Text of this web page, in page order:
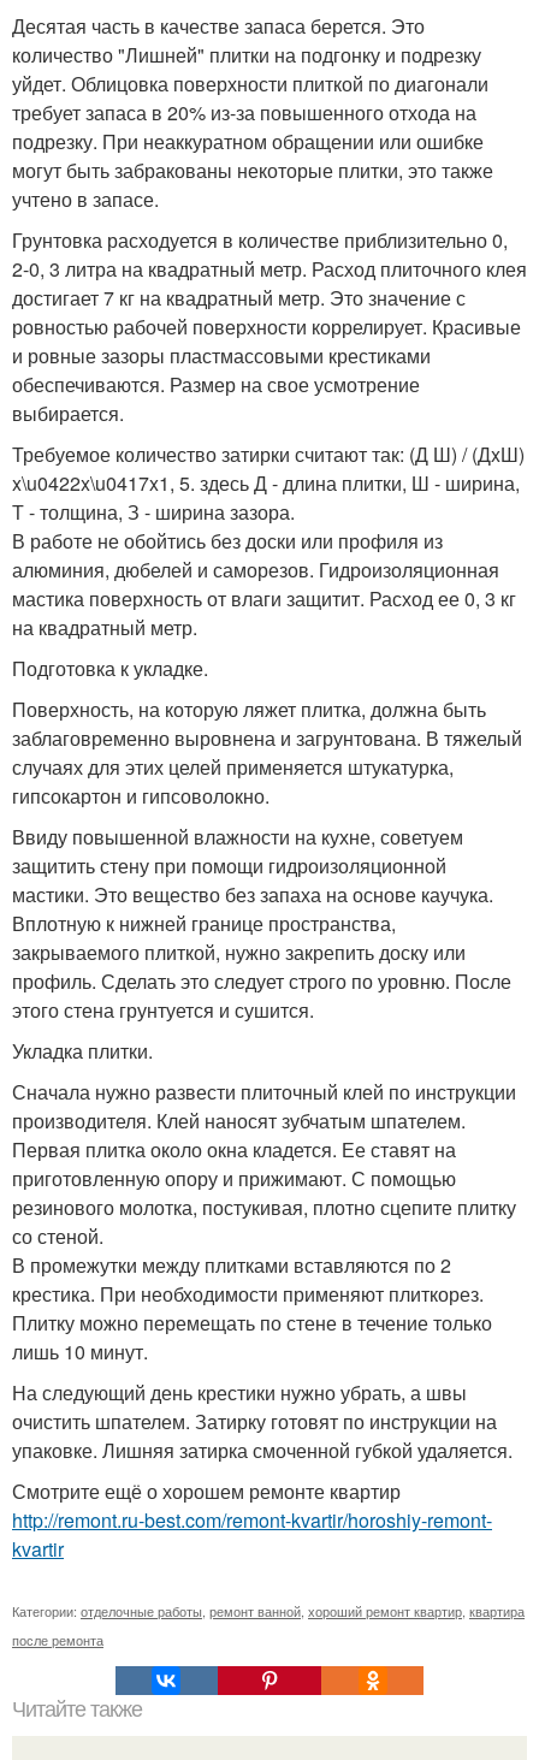
Десятая часть в качестве запаса берется. Это
количество "Лишней" плитки на подгонку и подрезку
уйдет. Облицовка поверхности плиткой по диагонали
требует запаса в 20% из-за повышенного отхода на
подрезку. При неаккуратном обращении или ошибке
могут быть забракованы некоторые плитки, это также
учтено в запасе.
Грунтовка расходуется в количестве приблизительно 0,
2-0, 3 литра на квадратный метр. Расход плиточного клея
достигает 7 кг на квадратный метр. Это значение с
ровностью рабочей поверхности коррелирует. Красивые
и ровные зазоры пластмассовыми крестиками
обеспечиваются. Размер на свое усмотрение
выбирается.
Требуемое количество затирки считают так: (Д Ш) / (ДxШ)
x\u0422x\u0417x1, 5. здесь Д - длина плитки, Ш - ширина,
Т - толщина, З - ширина зазора.
В работе не обойтись без доски или профиля из
алюминия, дюбелей и саморезов. Гидроизоляционная
мастика поверхность от влаги защитит. Расход ее 0, 3 кг
на квадратный метр.
Подготовка к укладке.
Поверхность, на которую ляжет плитка, должна быть
заблаговременно выровнена и загрунтована. В тяжелый
случаях для этих целей применяется штукатурка,
гипсокартон и гипсоволокно.
Ввиду повышенной влажности на кухне, советуем
защитить стену при помощи гидроизоляционной
мастики. Это вещество без запаха на основе каучука.
Вплотную к нижней границе пространства,
закрываемого плиткой, нужно закрепить доску или
профиль. Сделать это следует строго по уровню. После
этого стена грунтуется и сушится.
Укладка плитки.
Сначала нужно развести плиточный клей по инструкции
производителя. Клей наносят зубчатым шпателем.
Первая плитка около окна кладется. Ее ставят на
приготовленную опору и прижимают. С помощью
резинового молотка, постукивая, плотно сцепите плитку
со стеной.
В промежутки между плитками вставляются по 2
крестика. При необходимости применяют плиткорез.
Плитку можно перемещать по стене в течение только
лишь 10 минут.
На следующий день крестики нужно убрать, а швы
очистить шпателем. Затирку готовят по инструкции на
упаковке. Лишняя затирка смоченной губкой удаляется.
Смотрите ещё о хорошем ремонте квартир
http://remont.ru-best.com/remont-kvartir/horoshiy-remont-
kvartir
Категории: отделочные работы ремонт ванной хороший ремонт квартир квартира
после ремонта
Читайте также